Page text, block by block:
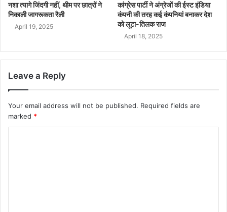
नशा त्यागे जिंदगी नहीं, थीम पर छात्रों ने
निकाली जागरूकता रैली
April 19, 2025
कांग्रेस पार्टी ने अंग्रेजों की ईस्ट इंडिया
कंपनी की तरह कई कंपनियां बनाकर देश
को लूटा-तिलक राज
April 18, 2025
Leave a Reply
Your email address will not be published. Required fields are
marked *